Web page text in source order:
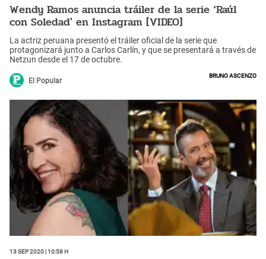
Wendy Ramos anuncia tráiler de la serie ‘Raúl
con Soledad' en Instagram [VIDEO]
La actriz peruana presentó el tráiler oficial de la serie que
protagonizará junto a Carlos Carlín, y que se presentará a través de
Netzun desde el 17 de octubre.
El Popular
Bruno Ascenzo
13 Sep 2020 | 10:58 h